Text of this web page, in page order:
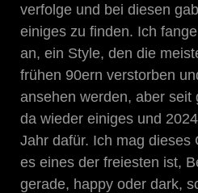
verfolge und bei diesen
einiges zu finden. Ich
an, ein Style, den die
frühen 90ern verstorben
ansehen werden, aber seit
da wieder einiges und
Jahr dafür. Ich mag dieses
es eines der freiesten ist,
gerade, happy oder dark,